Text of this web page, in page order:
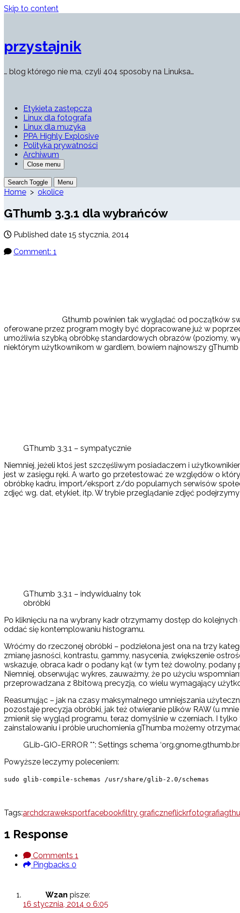
Skip to content
przystajnik
… blog którego nie ma, czyli 404 sposoby na Linuksa…
Etykieta zastępcza
Linux dla fotografa
Linux dla muzyka
PPA Highly Explosive
Polityka prywatności
Archiwum
Close menu
Search Toggle Menu
Home > okolice
GThumb 3.3.1 dla wybrańców
Published date 15 stycznia, 2014
Comment: 1
Gthumb powinien tak wyglądać od początków
oferowane przez program mogły być dopracowane już w
umożliwia szybką obróbkę standardowych obrazów (poziomy,
niektórym użytkownikom w gardlem, bowiem najnowszy gThumb
GThumb 3.3.1 – sympatycznie
Niemniej, jeżeli ktoś jest szczęśliwym posiadaczem i
jest w zasięgu ręki. A warto go przetestować ze względów o
obróbkę kadru, import/eksport z/do popularnych serwisów
zdjęć wg. dat, etykiet, itp. W trybie przeglądanie zdjęć
GThumb 3.3.1 – indywidualny tok
obróbki
Po kliknięciu na na wybrany kadr otrzymamy dostęp do
oddać się kontemplowaniu histogramu.
Wróćmy do rzeczonej obróbki – podzielona jest ona na trzy
zmianę jasności, kontrastu, gammy, nasycenia, zwiększenie
wskazuje, obraca kadr o podany kąt (w tym też dowolny, podany
Niemniej, obserwując wykres, zauważmy, że po użyciu
przeprowadzana z 8bitową precyzją, co wielu wymagający
Reasumując – jak na czasy maksymalnego umniejszania
pozostaje precyzja obróbki, jak też otwieranie plików RAW (u
zmienił się wygląd programu, teraz domyślnie w czerniach. I
zainstalowaniu i próbie uruchomienia gThumba możemy
GLib-GIO-ERROR **: Settings schema
Powyższe leczymy poleceniem:
sudo glib-compile-schemas /usr/share/glib-2.0/schemas
Tags:archdcraweksportfacebookfiltry graficzneflickrfotografia
1 Response
Comments 1
Pingbacks 0
Wzan pisze:
16 stycznia, 2014 o 6:05